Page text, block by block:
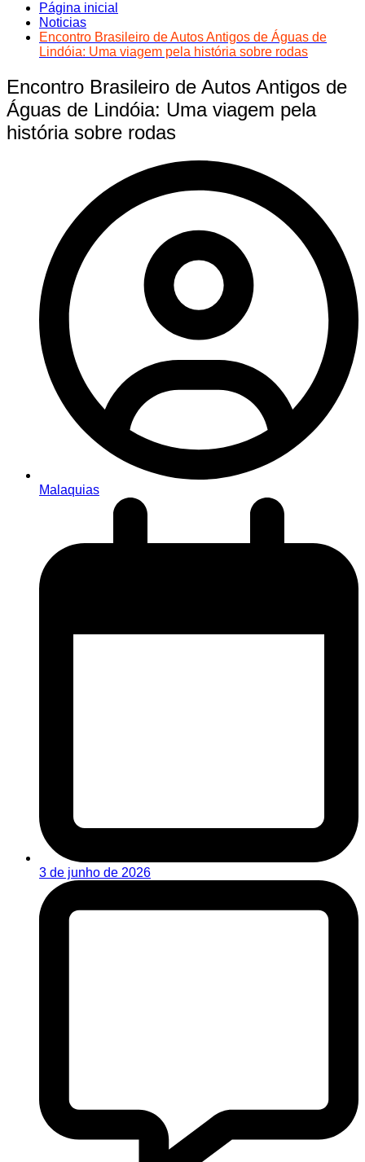
Página inicial
Noticias
Encontro Brasileiro de Autos Antigos de Águas de
Lindóia: Uma viagem pela história sobre rodas
Encontro Brasileiro de Autos Antigos de
Águas de Lindóia: Uma viagem pela
história sobre rodas
Malaquias
3 de junho de 2026